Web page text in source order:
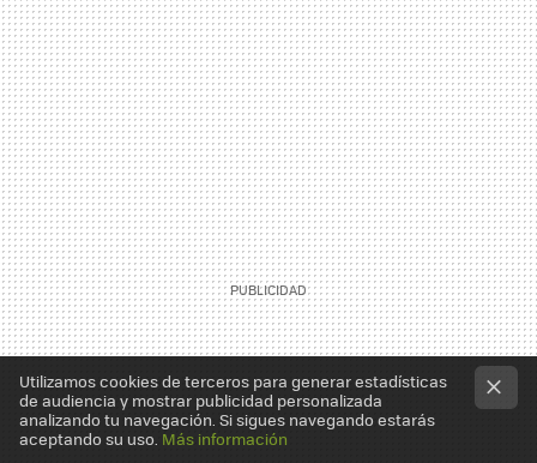
Utilizamos cookies de terceros para generar estadísticas
de audiencia y mostrar publicidad personalizada
analizando tu navegación. Si sigues navegando estarás
aceptando su uso. Más información